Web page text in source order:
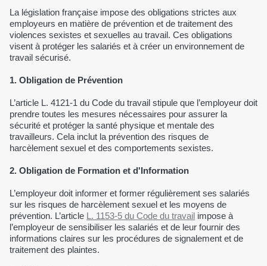
La législation française impose des obligations strictes aux
employeurs en matière de prévention et de traitement des
violences sexistes et sexuelles au travail. Ces obligations
visent à protéger les salariés et à créer un environnement de
travail sécurisé.
1. Obligation de Prévention
L’article L. 4121-1 du Code du travail stipule que l’employeur doit
prendre toutes les mesures nécessaires pour assurer la
sécurité et protéger la santé physique et mentale des
travailleurs. Cela inclut la prévention des risques de
harcèlement sexuel et des comportements sexistes.
2. Obligation de Formation et d'Information
L’employeur doit informer et former régulièrement ses salariés
sur les risques de harcèlement sexuel et les moyens de
prévention. L’article L. 1153-5 du Code du travail impose à
l’employeur de sensibiliser les salariés et de leur fournir des
informations claires sur les procédures de signalement et de
traitement des plaintes.